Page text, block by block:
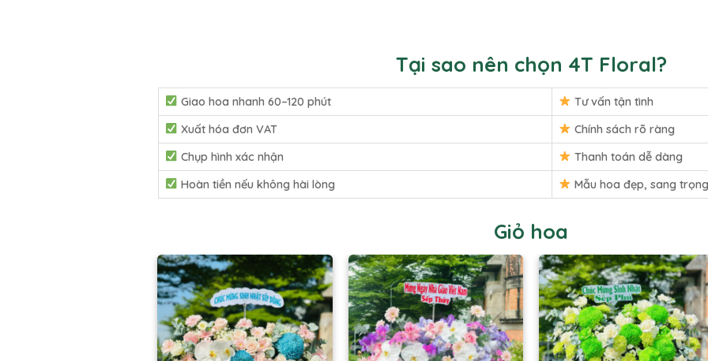
Tại sao nên chọn 4T Floral?
Giao hoa nhanh 60–120 phút
Tư vấn tận tình
Xuất hóa đơn VAT
Chính sách rõ ràng
Chụp hình xác nhận
Thanh toán dễ dàng
Hoàn tiền nếu không hài lòng
Mẫu hoa đẹp, sang trọng
Giỏ hoa